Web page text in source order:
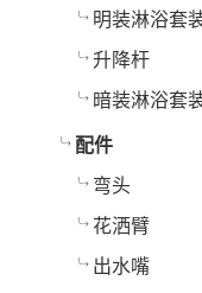
明装淋浴套
升降杆
暗装淋浴套
配件
弯头
花洒臂
出水嘴